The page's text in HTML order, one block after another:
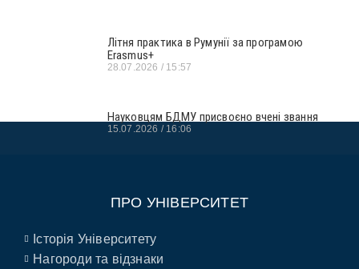
Літня практика в Румунії за програмою
Erasmus+
28.07.2026 15:57
Науковцям БДМУ присвоєно вчені звання
15.07.2026 16:06
ПРО УНІВЕРСИТЕТ
Історія Університету
Нагороди та відзнаки